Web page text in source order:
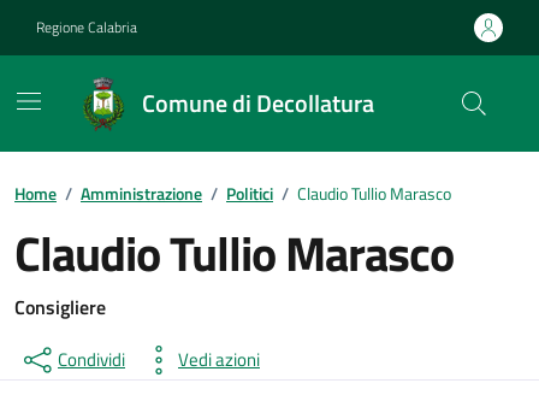
Regione Calabria
Comune di Decollatura
Home / Amministrazione / Politici / Claudio Tullio Marasco
Claudio Tullio Marasco
Consigliere
Condividi Vedi azioni